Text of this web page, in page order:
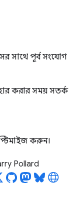
সাথে পূর্ব সংযোগ
করার সময় সতর্ক
করুন।
Pollard